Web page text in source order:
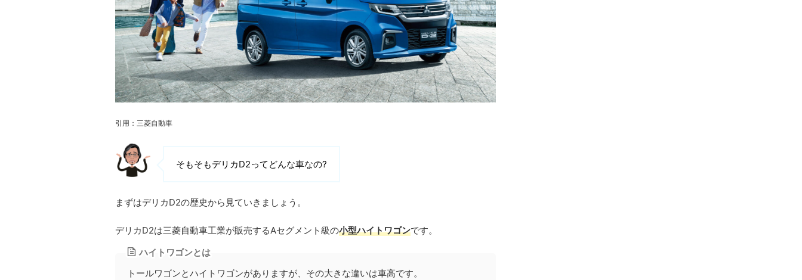
引用：三菱自動車
そもそもデリカD2ってどんな車なの?
まずはデリカD2の歴史から見ていきましょう。
デリカD2は三菱自動車工業が販売するAセグメント級の小型ハイトワゴンです。
ハイトワゴンとは
トールワゴンとハイトワゴンがありますが、その大きな違いは車高です。